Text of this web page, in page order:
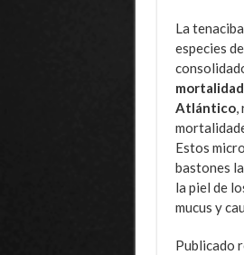
La
especies de
Atlántico,
Estos
bastones
la piel de
mucus y
Publicado